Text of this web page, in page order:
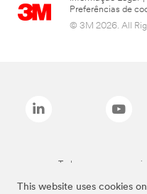
This website uses cookies
Preferências de
© 3M 2026. All
Todas as marcas